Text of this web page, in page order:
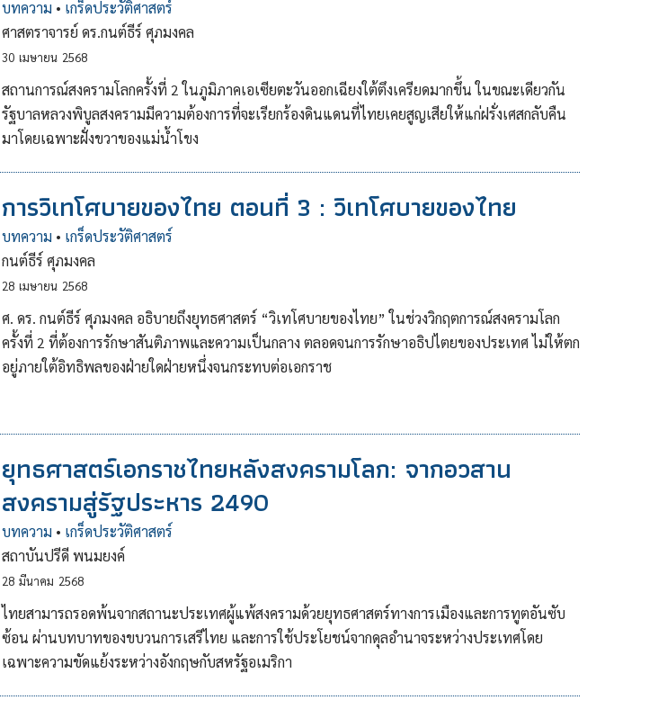
บทความ • เกร็ดประวัติศาสตร์
ศาสตราจารย์ ดร.กนต์ธีร์ ศุภมงคล
30 เมษายน 2568
สถานการณ์สงครามโลกครั้งที่ 2 ในภูมิภาคเอเซียตะวันออกเฉียงใต้ตึงเครียดมากขึ้น ในขณะเดียวกัน
รัฐบาลหลวงพิบูลสงครามมีความต้องการที่จะเรียกร้องดินแดนที่ไทยเคยสูญเสียให้แก่ฝรั่งเศสกลับคืน
มาโดยเฉพาะฝั่งขวาของแม่น้ำโขง
การวิเทโศบายของไทย ตอนที่ 3 : วิเทโศบายของไทย
บทความ • เกร็ดประวัติศาสตร์
กนต์ธีร์ ศุภมงคล
28 เมษายน 2568
ศ. ดร. กนต์ธีร์ ศุภมงคล อธิบายถึงยุทธศาสตร์ “วิเทโศบายของไทย” ในช่วงวิกฤตการณ์สงครามโลก
ครั้งที่ 2 ที่ต้องการรักษาสันติภาพและความเป็นกลาง ตลอดจนการรักษาอธิปไตยของประเทศ ไม่ให้ตก
อยู่ภายใต้อิทธิพลของฝ่ายใดฝ่ายหนึ่งจนกระทบต่อเอกราช
ยุทธศาสตร์เอกราชไทยหลังสงครามโลก: จากอวสาน
สงครามสู่รัฐประหาร 2490
บทความ • เกร็ดประวัติศาสตร์
สถาบันปรีดี พนมยงค์
28 มีนาคม 2568
ไทยสามารถรอดพ้นจากสถานะประเทศผู้แพ้สงครามด้วยยุทธศาสตร์ทางการเมืองและการทูตอันซับ
ซ้อน ผ่านบทบาทของขบวนการเสรีไทย และการใช้ประโยชน์จากดุลอำนาจระหว่างประเทศโดย
เฉพาะความขัดแย้งระหว่างอังกฤษกับสหรัฐอเมริกา